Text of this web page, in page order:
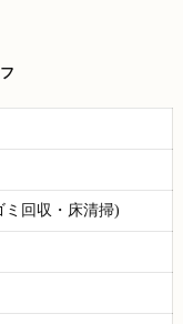
ミ回収・床清掃)